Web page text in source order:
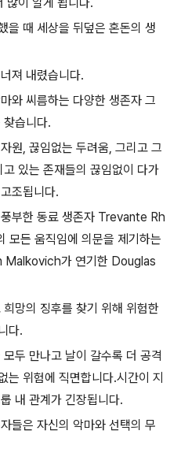
을 때 세상을 뒤덮은 혼돈의 생
져 내렸습니다.
와 씨름하는 다양한 생존자 그
습니다.
원, 끊임없는 두려움, 그리고 그
있는 존재들의 끊임없이 다가
조됩니다.
부한 동료 생존자 Trevante Rh
든 움직임에 의문을 제기하는
Malkovich가 연기한 Douglas
망의 징후를 찾기 위해 위험한
다.
두 만나고 날이 갈수록 더 공격
는 위험에 직면합니다.시간이 지
내 관계가 긴장됩니다.
들은 자신의 악마와 선택의 무